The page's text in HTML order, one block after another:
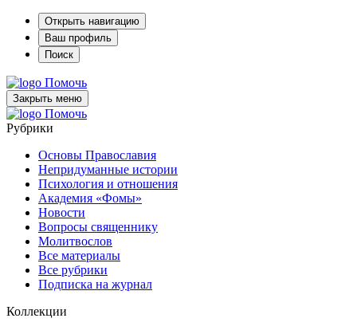
Открыть навигацию
Ваш профиль
Поиск
Помочь
Закрыть меню
Помочь
Рубрики
Основы Православия
Непридуманные истории
Психология и отношения
Академия «Фомы»
Новости
Вопросы священнику
Молитвослов
Все материалы
Все рубрики
Подписка на журнал
Коллекции